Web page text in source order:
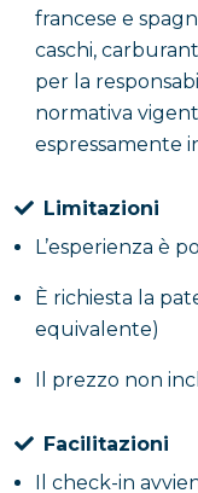
francese e
caschi,
per la
normativa
espressamente
Limitazioni
L’esperienza è
È richiesta la
equivalente)
Il prezzo non
Facilitazioni
Il check-in